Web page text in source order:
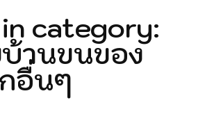
รถกระบะรับจ้าง
รถรับจ้างขนของ
รับย้ายบ้าน
category:
านขนของ
อื่นๆ